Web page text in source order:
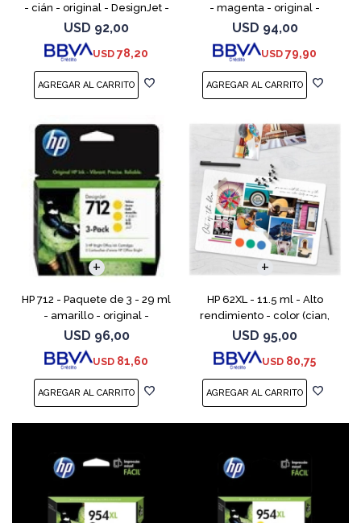
- cián - original - DesignJet -
cartucho de tinta - para
DesignJet Studio, T210, T230,
T250, T630,
USD 92,00
USD 78,20
- magenta - original -
DesignJet - cartucho de tinta
- para DesignJet Studio, T210,
T230, T250, T6
USD 94,00
USD 79,90
HP 712 - Paquete de 3 - 29 ml
- amarillo - original -
DesignJet - cartucho de tinta
- para DesignJet Studio, T210,
T230, T250, T
USD 96,00
USD 81,60
HP 62XL - 11.5 ml - Alto
rendimiento - color (cian,
magenta, amarillo) - original
- cartucho de tinta - para
ENVY 55XX, 56XX, 76
USD 95,00
USD 80,75